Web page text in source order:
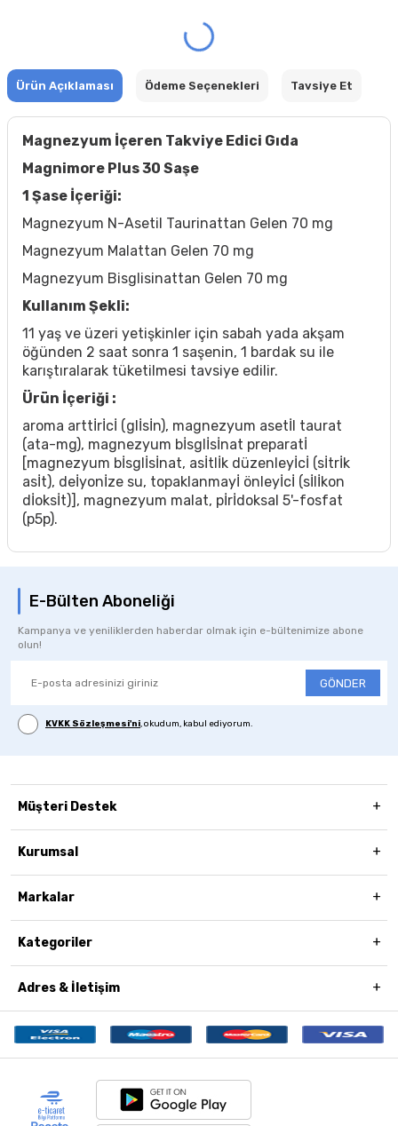
Ürün Açıklaması Ödeme Seçenekleri Tavsiye Et
Magnezyum İçeren Takviye Edici Gıda
Magnimore Plus 30 Saşe
1 Şase İçeriği:
Magnezyum N-Asetil Taurinattan Gelen 70 mg
Magnezyum Malattan Gelen 70 mg
Magnezyum Bisglisinattan Gelen 70 mg
Kullanım Şekli:
11 yaş ve üzeri yetişkinler için sabah yada akşam
öğünden 2 saat sonra 1 saşenin, 1 bardak su ile
karıştıralarak tüketilmesi tavsiye edilir.
Ürün İçeriği :
aroma arttİrİcİ (glİsİn), magnezyum asetİl taurat
(ata-mg), magnezyum bİsglİsİnat preparatİ
[magnezyum bİsglİsİnat, asİtlİk düzenleyİcİ (sİtrİk
asİt), deİyonİze su, topaklanmayİ önleyİcİ (sİlİkon
dİoksİt)], magnezyum malat, pİrİdoksal 5'-fosfat
(p5p).
E-Bülten Aboneliği
Kampanya ve yeniliklerden haberdar olmak için e-bültenimize abone
olun!
GÖNDER
KVKK Sözleşmesi'ni, okudum, kabul ediyorum.
Müşteri Destek
Kurumsal
Markalar
Kategoriler
Adres & İletişim